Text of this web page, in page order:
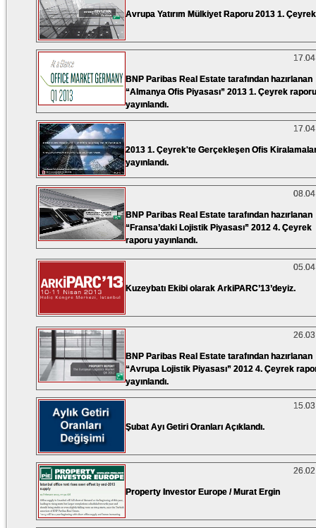
Avrupa Yatırım Mülkiyet Raporu 2013 1. Çeyrek
BNP Paribas Real Estate tarafından hazırlanan
“Almanya Ofis Piyasası” 2013 1. Çeyrek raporu
yayınlandı.
2013 1. Çeyrek'te Gerçekleşen Ofis
yayınlandı.
BNP Paribas Real Estate tarafından hazırlanan
“Fransa’daki Lojistik Piyasası” 2012 4. Çeyrek
raporu yayınlandı.
Kuzeybatı Ekibi olarak ArkiPARC’13’deyiz.
BNP Paribas Real Estate tarafından hazırlanan
“Avrupa Lojistik Piyasası” 2012 4. Çeyrek
yayınlandı.
Şubat Ayı Getiri Oranları Açıklandı.
Property Investor Europe / Murat Ergin